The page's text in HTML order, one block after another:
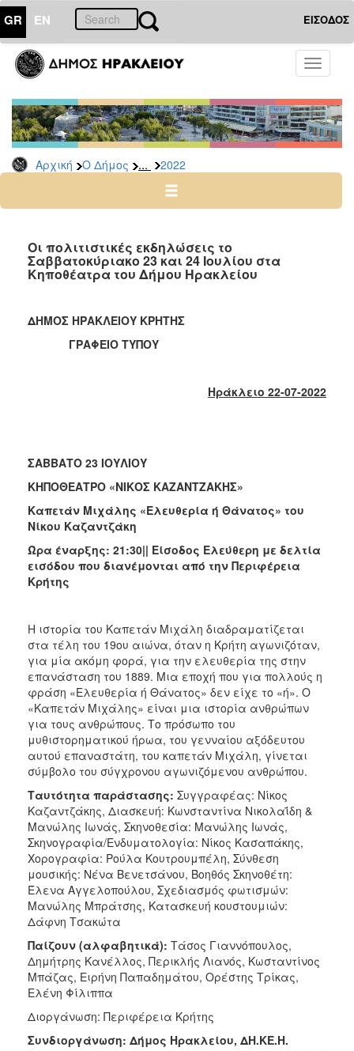
GR EN ΕΙΣΟΔΟΣ
Toggle
Αρχική Ο Δήμος ... 2022
ΔΗΜΟΣ
Δελτία
Τύπου
Αρχείο
2026
2024
2022
2021
2010
2006
ΤΟΠΟΣ
ΠΟΛΙΤΙΣΜΟΣ
ΑΝΘΕΚΤΙΚΗ
ΠΟΛΗ
Οι πολιτιστικές εκδηλώσεις το
Σαββατοκύριακο 23 και 24 Ιουλίου στα
Κηποθέατρα του Δήμου Ηρακλείου
ΔΗΜΟΣ ΗΡΑΚΛΕΙΟΥ ΚΡΗΤΗΣ
ΓΡΑΦΕΙΟ ΤΥΠΟΥ
Ηράκλειο 22-07-2022
ΣΑΒΒΑΤΟ 23 ΙΟΥΛΙΟΥ
ΚΗΠΟΘΕΑΤΡΟ «ΝΙΚΟΣ ΚΑΖΑΝΤΖΑΚΗΣ»
Καπετάν Μιχάλης «Ελευθερία ή Θάνατος» του
Νίκου Καζαντζάκη
Ώρα έναρξης: 21:30|| Είσοδος Ελεύθερη με δελτία
εισόδου που διανέμονται από την Περιφέρεια
Κρήτης
Η ιστορία του Καπετάν Μιχάλη διαδραματίζεται
στα τέλη του 19ου αιώνα, όταν η Κρήτη αγωνιζόταν,
για μία ακόμη φορά, για την ελευθερία της στην
επανάσταση του 1889. Μια εποχή που για πολλούς η
φράση «Ελευθερία ή Θάνατος» δεν είχε το «ή». Ο
«Καπετάν Μιχάλης» είναι μια ιστορία ανθρώπων
για τους ανθρώπους. Το πρόσωπο του
μυθιστορηματικού ήρωα, του γενναίου αξόδευτου
αυτού επαναστάτη, του καπετάν Μιχάλη, γίνεται
σύμβολο του σύγχρονου αγωνιζόμενου ανθρώπου.
Ταυτότητα παράστασης: Συγγραφέας: Νίκος
Καζαντζάκης, Διασκευή: Κωνσταντίνα Νικολαΐδη &
Μανώλης Ιωνάς, Σκηνοθεσία: Μανώλης Ιωνάς,
Σκηνογραφία/Ενδυματολογία: Νίκος Κασαπάκης,
Χορογραφία: Ρούλα Κουτρουμπέλη, Σύνθεση
μουσικής: Νένα Βενετσάνου, Βοηθός Σκηνοθέτη:
Έλενα Αγγελοπούλου, Σχεδιασμός φωτισμών:
Μανώλης Μπράτσης, Κατασκευή κουστουμιών:
Δάφνη Τσακώτα
Παίζουν (αλφαβητικά): Τάσος Γιαννόπουλος,
Δημήτρης Κανέλλος, Περικλής Λιανός, Κωσταντίνος
Μπάζας, Ειρήνη Παπαδημάτου, Ορέστης Τρίκας,
Ελένη Φίλιππα
Διοργάνωση: Περιφέρεια Κρήτης
Συνδιοργάνωση: Δήμος Ηρακλείου, ΔΗ.ΚΕ.Η.